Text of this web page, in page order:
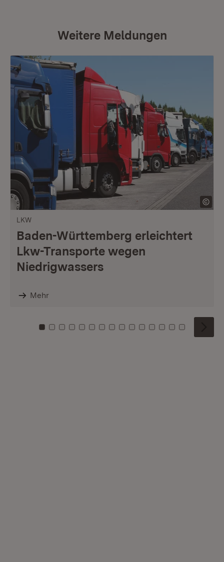
Weitere Meldungen
LKW
Baden-Württemberg erleichtert
Lkw-Transporte wegen
Niedrigwassers
Mehr
Zu Kachel: 0
Zu Kachel: 1
Zu Kachel: 2
Zu Kachel: 3
Zu Kachel: 4
Zu Kachel: 5
Zu Kachel: 6
Zu Kachel: 7
Zu Kachel: 8
Zu Kachel: 9
Zu Kachel: 10
Zu Kachel: 11
Zu Kachel: 12
Zu Kachel:
Zu